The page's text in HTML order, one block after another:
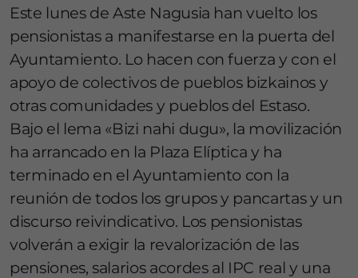
Este lunes de Aste Nagusia han vuelto los
pensionistas a manifestarse en la puerta del
Ayuntamiento. Lo hacen con fuerza y con el
apoyo de colectivos de pueblos bizkainos y
otras comunidades y pueblos del Estaso.
Bajo el lema «Bizi nahi dugu», la movilización
ha arrancado en la Plaza Elíptica y ha
terminado en el Ayuntamiento con la
reunión de todos los grupos y pancartas y un
discurso reivindicativo. Los pensionistas
volverán a exigir la revalorización de las
pensiones, salarios acordes al IPC real y una